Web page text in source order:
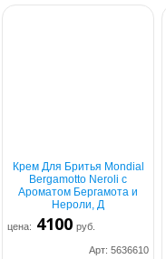
Крем Для Бритья Mondial
Bergamotto Neroli с
Ароматом Бергамота и
Нероли, Д
цена: 4100 руб.
Арт: 5636610